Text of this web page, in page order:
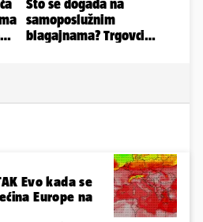
Evo kada se
Europe na